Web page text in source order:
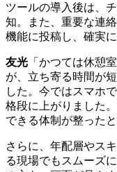
ツールの導入後は、
知。また、重要な連
機能に投稿し、確実
友光 「かつては休憩
が、立ち寄る時間が
した。今ではスマホ
格段に上がりました
できる体制が整った
さらに、年配層やス
る現場でもスムーズ